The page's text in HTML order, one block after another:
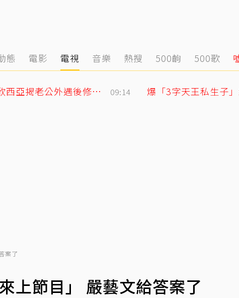
態 電影 電視 音樂 熱搜 500齣 500歌
「明明牽著手，身體卻是僵硬的」 欣西亞揭老公外遇後修復真相 09:14 爆「3字天王私生子
案了
上節目」 嚴藝文給答案了